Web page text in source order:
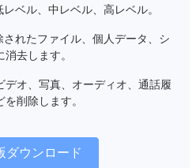
ベル、中レベル、高レベル。
れたファイル、個人データ、シ
去します。
デオ、写真、オーディオ、通話履
削除します。
ダウンロード